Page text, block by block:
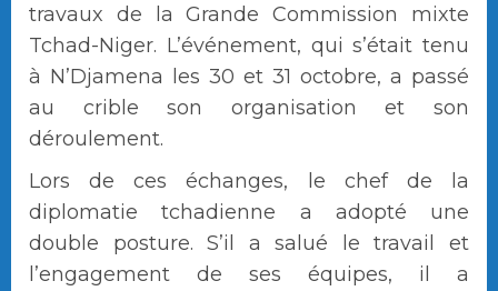
travaux de la Grande Commission mixte
Tchad-Niger. L’événement, qui s’était tenu
à N’Djamena les 30 et 31 octobre, a passé
au crible son organisation et son
déroulement.
Lors de ces échanges, le chef de la
diplomatie tchadienne a adopté une
double posture. S’il a salué le travail et
l’engagement de ses équipes, il a